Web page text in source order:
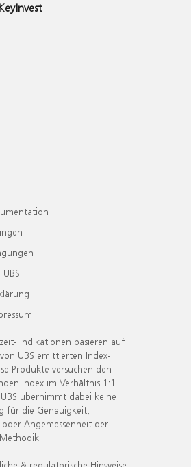
Indikationen basieren auf
UBS emittierten Index-
Produkte versuchen den
Index im Verhältnis 1:1
übernimmt dabei keine
für die Genauigkeit,
Angemessenheit der